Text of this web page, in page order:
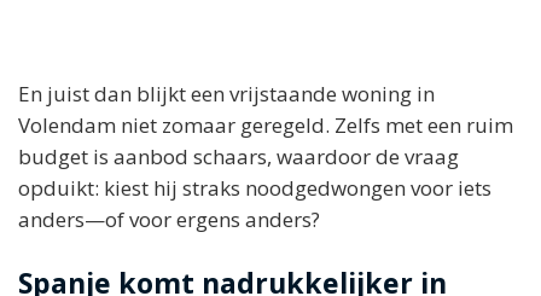
En juist dan blijkt een vrijstaande woning in
Volendam niet zomaar geregeld. Zelfs met een ruim
budget is aanbod schaars, waardoor de vraag
opduikt: kiest hij straks noodgedwongen voor iets
anders—of voor ergens anders?
Spanje komt nadrukkelijker in